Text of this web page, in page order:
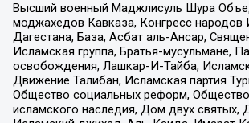
Высший военный Маджлисуль Шура
моджахедов Кавказа, Конгресс народов
Дагестана, База, Асбат аль-Ансар,
Исламская группа, Братья-мусульмане,
освобождения, Лашкар-И-Тайба,
Движение Талибан, Исламская партия
Общество социальных реформ,
исламского наследия, Дом двух